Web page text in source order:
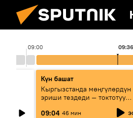
09:00 09:36
Күн башат
Кыргызстанда мөңгүлөрдүн
эриши тездеди — токтотуу
09:04 46 мин